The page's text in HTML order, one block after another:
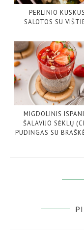
PERLINIO
SALOTOS SU
MIGDOLINIS
ŠALAVIJO SĖKLŲ
PUDINGAS SU